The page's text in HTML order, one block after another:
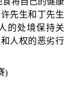
先生和丁先生
的处境保持关
人权的恶劣行
)